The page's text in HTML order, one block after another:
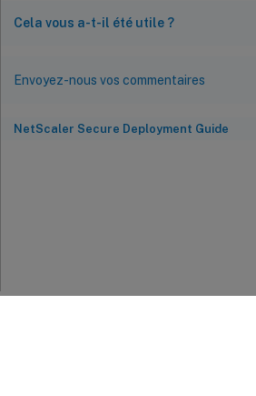
Cela vous a-t-il été utile ?
Envoyez-nous vos commentaires
NetScaler Secure Deployment Guide